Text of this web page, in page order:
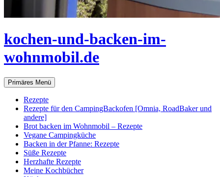
kochen-und-backen-im-
wohnmobil.de
Suchen
Primäres Menü
Rezepte
Rezepte für den CampingBackofen [Omnia, RoadBaker und
andere]
Brot backen im Wohnmobil – Rezepte
Vegane Campingküche
Backen in der Pfanne: Rezepte
Süße Rezepte
Herzhafte Rezepte
Meine Kochbücher